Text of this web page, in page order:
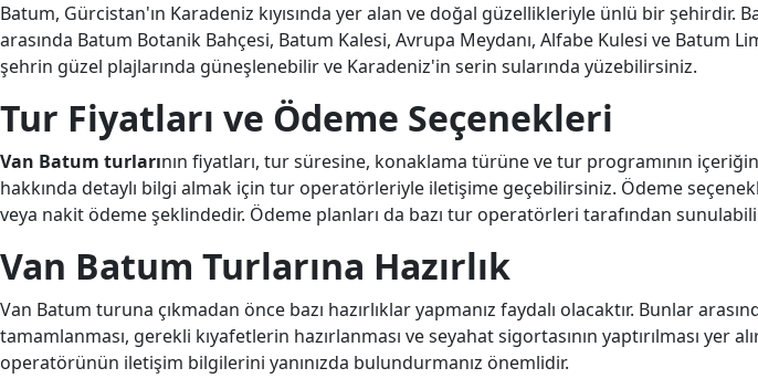
Batum, Gürcistan'ın Karadeniz kıyısında yer alan ve doğal güzellikleriyle ünlü bir şehirdir.
arasında Batum Botanik Bahçesi, Batum Kalesi, Avrupa Meydanı, Alfabe Kulesi ve Batum
şehrin güzel plajlarında güneşlenebilir ve Karadeniz'in serin sularında yüzebilirsiniz.
Tur Fiyatları ve Ödeme Seçenekleri
Van Batum turlarının fiyatları, tur süresine, konaklama türüne ve tur programının
hakkında detaylı bilgi almak için tur operatörleriyle iletişime geçebilirsiniz. Ödeme
veya nakit ödeme şeklindedir. Ödeme planları da bazı tur operatörleri tarafından
Van Batum Turlarına Hazırlık
Van Batum turuna çıkmadan önce bazı hazırlıklar yapmanız faydalı olacaktır. Bunlar
tamamlanması, gerekli kıyafetlerin hazırlanması ve seyahat sigortasının yaptırılması yer
operatörünün iletişim bilgilerini yanınızda bulundurmanız önemlidir.